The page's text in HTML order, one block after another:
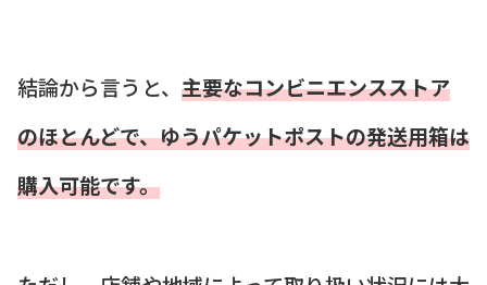
結論から言うと、 主要なコンビニエンスストア
のほとんどで、ゆうパケットポストの発送用箱は
購入可能です。